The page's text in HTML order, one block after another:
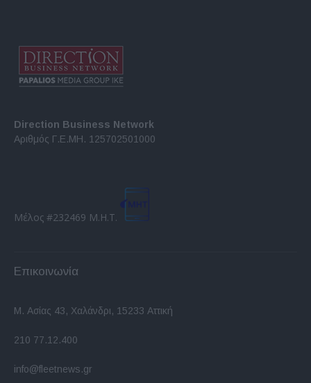
Direction Business Network
Αριθμός Γ.Ε.ΜΗ. 125702501000
Μέλος #232469 Μ.Η.Τ.
Επικοινωνία
Μ. Ασίας 43, Χαλάνδρι, 15233 Αττική
210 77.12.400
info@fleetnews.gr